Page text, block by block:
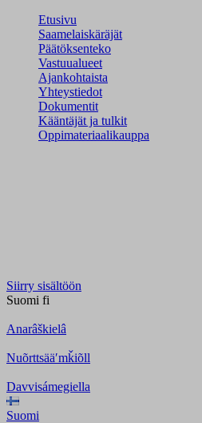
Etusivu
Saamelaiskäräjät
Päätöksenteko
Vastuualueet
Ajankohtaista
Yhteystiedot
Dokumentit
Kääntäjät ja tulkit
Oppimateriaalikauppa
Siirry sisältöön
Suomi fi
Anarâškielâ
Nuõrttsääʹmǩiõll
Davvisámegiella
Suomi